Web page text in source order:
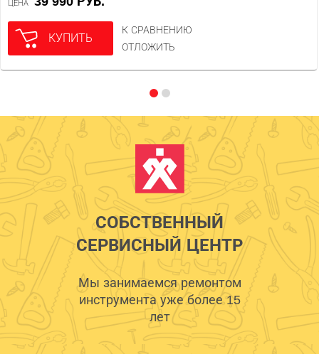
ЦЕНА
КУПИТЬ
К СРАВНЕНИЮ
ОТЛОЖИТЬ
СОБСТВЕННЫЙ
СЕРВИСНЫЙ ЦЕНТР
Мы занимаемся ремонтом
инструмента уже более 15
лет